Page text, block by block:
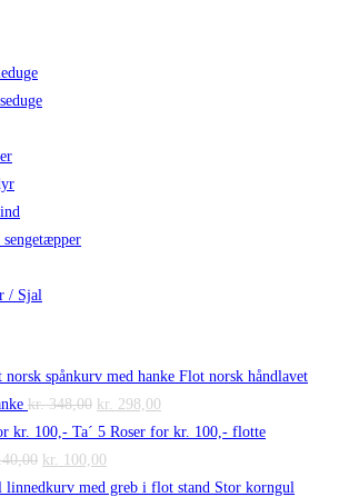
/ Sjal
Flot norsk håndlavet
kr.348,00 Den
oprindelige
pris
var:
kr. 298,00
aktuelle
er:
Ta´ 5 Roser for kr. 100,- flotte
Den
oprindelige
kr. 100,00
aktuelle
Stor korngul